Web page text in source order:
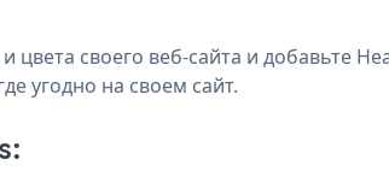
своего веб-сайта и добавьте
угодно на своем сайт.